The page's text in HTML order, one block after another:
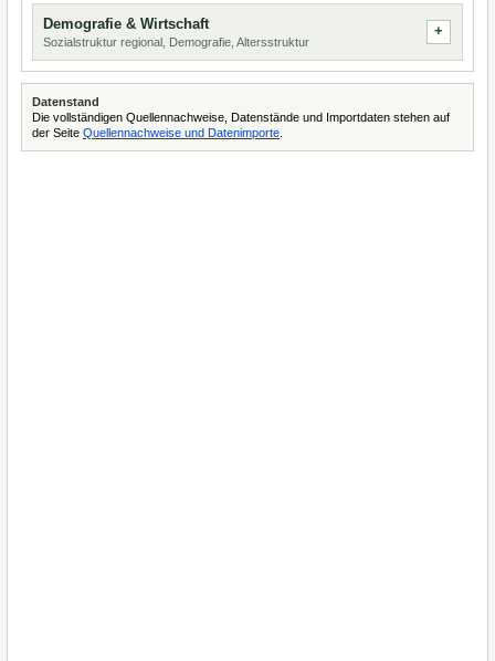
Demografie & Wirtschaft
Sozialstruktur regional, Demografie, Altersstruktur
Datenstand
Die vollständigen Quellennachweise, Datenstände und Importdaten stehen auf
der Seite Quellennachweise und Datenimporte